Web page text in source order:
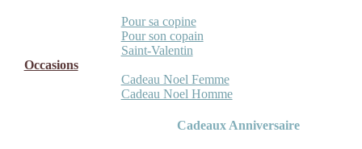
Pour sa copine
Pour son copain
Saint-Valentin
Occasions
Cadeau Noel Femme
Cadeau Noel Homme
Cadeaux Anniversaire